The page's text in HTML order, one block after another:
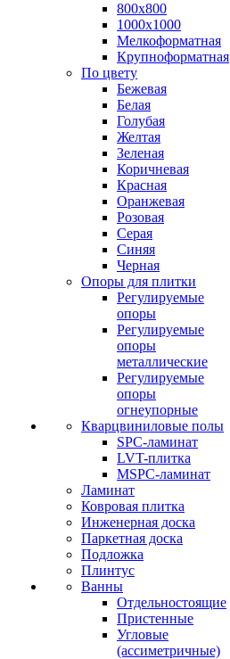
800х800
1000х1000
Мелкоформатная
Крупноформатная
По цвету
Бежевая
Белая
Голубая
Желтая
Зеленая
Коричневая
Красная
Оранжевая
Розовая
Серая
Синяя
Черная
Опоры для плитки
Регулируемые
опоры
Регулируемые
опоры
металлические
Регулируемые
опоры
огнеупорные
Кварцвиниловые полы
SPC-ламинат
LVT-плитка
MSPC-ламинат
Ламинат
Ковровая плитка
Инженерная доска
Паркетная доска
Подложка
Плинтус
Ванны
Отдельностоящие
Пристенные
Угловые
(ассиметричные)